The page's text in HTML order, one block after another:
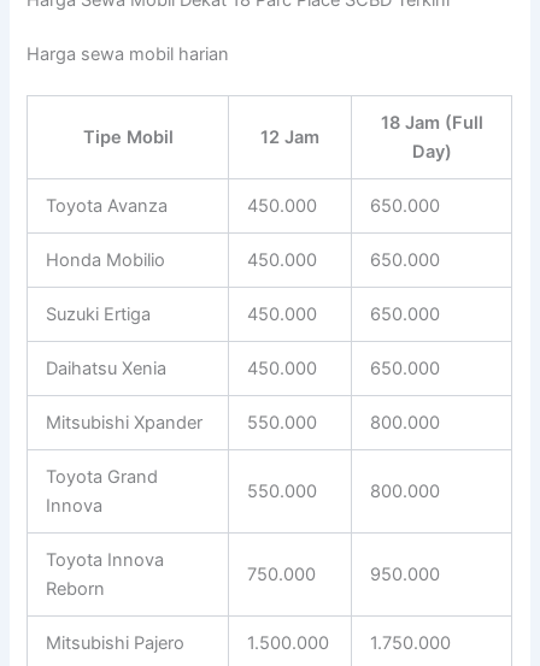
Harga sewa mobil harian
Tipe Mobil 12 Jam
18 Jam (Full
Day)
Toyota Avanza 450.000 650.000
Honda Mobilio 450.000 650.000
Suzuki Ertiga 450.000 650.000
Daihatsu Xenia 450.000 650.000
Mitsubishi Xpander 550.000 800.000
Toyota Grand
Innova
550.000 800.000
Toyota Innova
Reborn
750.000 950.000
Mitsubishi Pajero 1.500.000 1.750.000